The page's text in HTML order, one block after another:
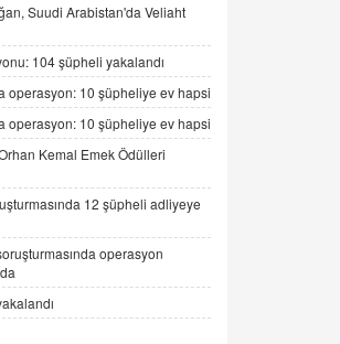
DOĞAN
korunması ve dijital
Hangi Önlemler
Adana'yı da Ziyaret Etse...
Suudi Arabistan'da Veliaht
104 şüpheli yakalandı
operasyon: 10 şüpheliye ev hapsi
operasyon: 10 şüpheliye ev hapsi
Kemal Emek Ödülleri
12 şüpheli adliyeye
operasyon